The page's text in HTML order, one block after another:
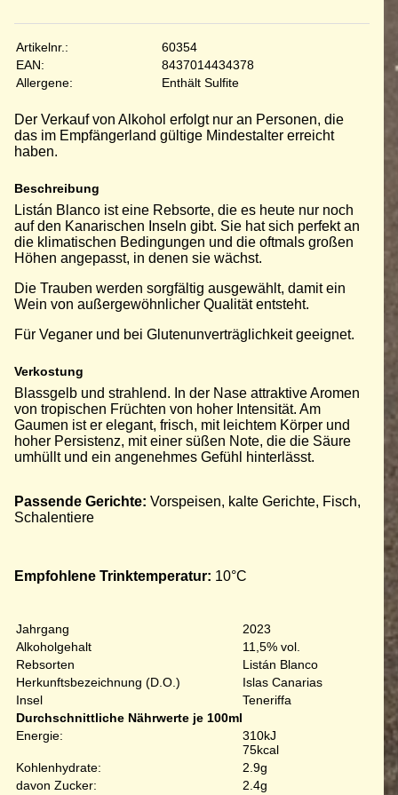
Artikelnr.:
60354
EAN:
8437014434378
Allergene:
Enthält Sulfite
Der Verkauf von Alkohol erfolgt nur an Personen, die
das im Empfängerland gültige Mindestalter erreicht
haben.
Beschreibung
Listán Blanco ist eine Rebsorte, die es heute nur noch
auf den Kanarischen Inseln gibt. Sie hat sich perfekt an
die klimatischen Bedingungen und die oftmals großen
Höhen angepasst, in denen sie wächst.
Die Trauben werden sorgfältig ausgewählt, damit ein
Wein von außergewöhnlicher Qualität entsteht.
Für Veganer und bei Glutenunverträglichkeit geeignet.
Verkostung
Blassgelb und strahlend. In der Nase attraktive Aromen
von tropischen Früchten von hoher Intensität. Am
Gaumen ist er elegant, frisch, mit leichtem Körper und
hoher Persistenz, mit einer süßen Note, die die Säure
umhüllt und ein angenehmes Gefühl hinterlässt.
Passende Gerichte: Vorspeisen, kalte Gerichte, Fisch,
Schalentiere
Empfohlene Trinktemperatur: 10°C
Jahrgang
2023
Alkoholgehalt
11,5% vol.
Rebsorten
Listán Blanco
Herkunftsbezeichnung (D.O.)
Islas Canarias
Insel
Teneriffa
Durchschnittliche Nährwerte je 100ml
Energie:
310kJ
75kcal
Kohlenhydrate:
2.9g
davon Zucker:
2.4g